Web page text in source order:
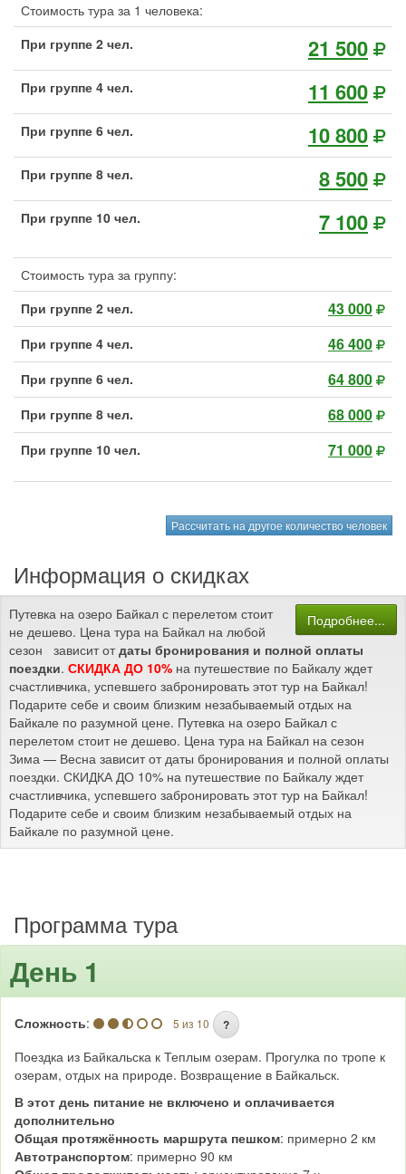
Стоимость тура за 1 человека:
При группе 2 чел.
21 500
При группе 4 чел. 11 600
При группе 6 чел. 10 800
При группе 8 чел. 8 500
При группе 10 чел. 7 100
Стоимость тура за группу:
При группе 2 чел.
43 000
При группе 4 чел. 46 400
При группе 6 чел. 64 800
При группе 8 чел. 68 000
При группе 10 чел. 71 000
Рассчитать на другое количество человек
Информация о скидках
Подробнее...
Путевка на озеро Байкал с перелетом стоит
не дешево. Цена тура на Байкал на любой
сезон зависит отдаты бронирования и полной оплаты
поездки. СКИДКА ДО 10% на путешествие по Байкалу ждет
счастливчика, успевшего забронировать этот тур на Байкал!
Подарите себе и своим близким незабываемый отдых на
Байкале по разумной цене. Путевка на озеро Байкал с
перелетом стоит не дешево. Цена тура на Байкал на сезон
Зима — Весна зависит от даты бронирования и полной оплаты
поездки. СКИДКА ДО 10% на путешествие по Байкалу ждет
счастливчика, успевшего забронировать этот тур на Байкал!
Подарите себе и своим близким незабываемый отдых на
Байкале по разумной цене.
Программа тура
День 1
Сложность: 5 из 10 ?
Поездка из Байкальска к Теплым озерам. Прогулка по тропе к
озерам, отдых на природе. Возвращение в Байкальск.
В этот день питание не включено и оплачивается
дополнительно
Общая протяжённость маршрута пешком: примерно 2 км
Автотранспортом: примерно 90 км